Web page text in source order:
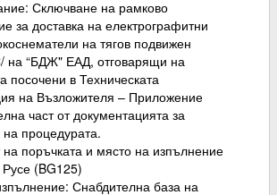
Сключване на рамково
за доставка на електрографитни
на тягов подвижен
на “БДЖ" ЕАД, отговарящи на
посочени в Техническата
на Възложителя – Приложение
част от документацията за
процедурата.
на поръчката и място на изпълнение
(BG125)
Снабдителна база на